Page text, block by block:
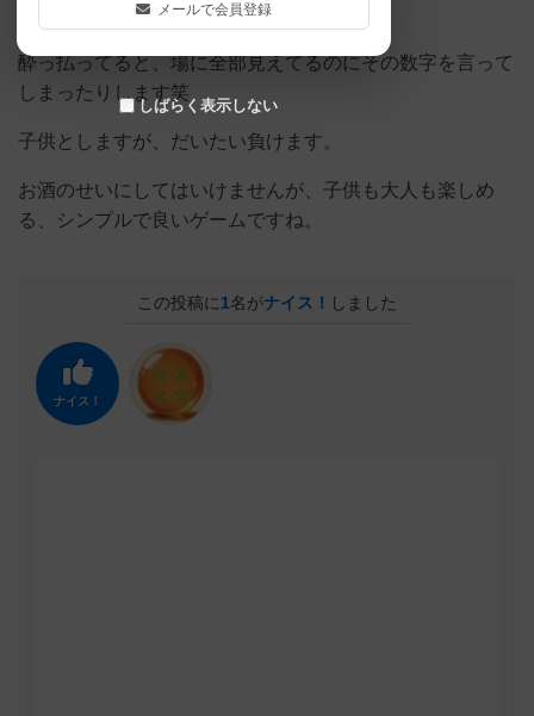
酔っ払ってると、場に全部見えてるのにその数字を言って
しまったりします笑
子供としますが、だいたい負けます。
お酒のせいにしてはいけませんが、子供も大人も楽しめ
る、シンプルで良いゲームですね。
この投稿に1名がナイス！ しました
ナイス！
メールで会員登録
しばらく表示しない